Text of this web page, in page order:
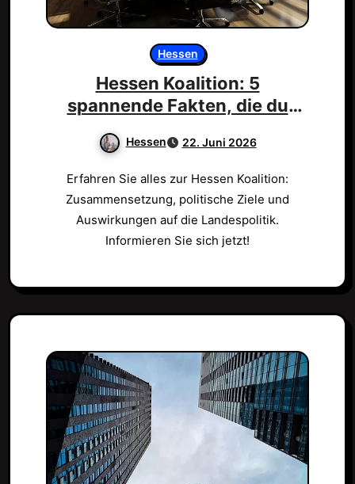
Hessen
Hessen Koalition: 5
spannende Fakten, die du
Hessen 22. Juni 2026
Erfahren Sie alles zur Hessen Koalition:
Zusammensetzung, politische Ziele und
Auswirkungen auf die Landespolitik.
Informieren Sie sich jetzt!